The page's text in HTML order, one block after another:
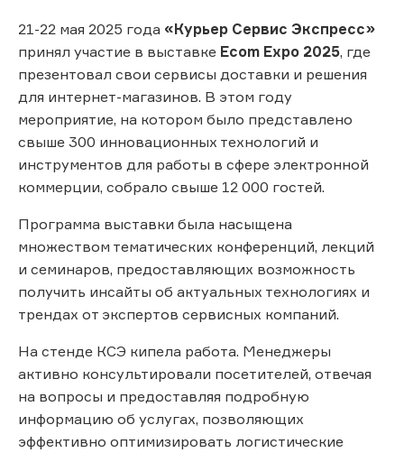
21-22 мая 2025 года «Курьер Сервис Экспресс»
принял участие в выставке Ecom Expo 2025, где
презентовал свои сервисы доставки и решения
для интернет-магазинов. В этом году
мероприятие, на котором было представлено
свыше 300 инновационных технологий и
инструментов для работы в сфере электронной
коммерции, собрало свыше 12 000 гостей.
Программа выставки была насыщена
множеством тематических конференций, лекций
и семинаров, предоставляющих возможность
получить инсайты об актуальных технологиях и
трендах от экспертов сервисных компаний.
На стенде КСЭ кипела работа. Менеджеры
активно консультировали посетителей, отвечая
на вопросы и предоставляя подробную
информацию об услугах, позволяющих
эффективно оптимизировать логистические